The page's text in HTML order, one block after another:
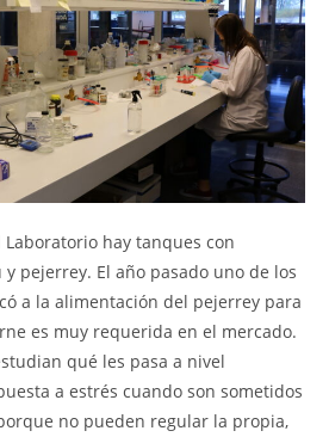
hay tanques con
pejerrey. El año pasado uno de los
a la alimentación del pejerrey para
es muy requerida en el mercado.
qué les pasa a nivel
a estrés cuando son sometidos
no pueden regular la propia,